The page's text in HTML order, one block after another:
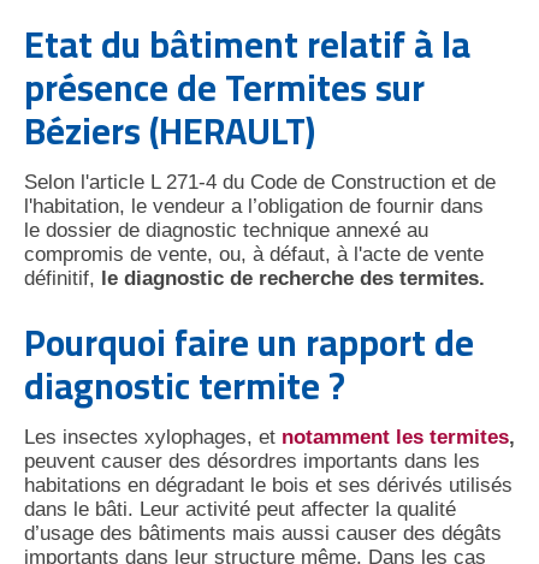
Etat du bâtiment relatif à la
présence de Termites sur
Béziers (HERAULT)
Selon l'article L 271-4 du Code de Construction et de
l'habitation, le vendeur a l’obligation de fournir dans
le dossier de diagnostic technique annexé au
compromis de vente, ou, à défaut, à l'acte de vente
définitif, le diagnostic de recherche des termites.
Pourquoi faire un rapport de
diagnostic termite ?
Les insectes xylophages, et notamment les termites,
peuvent causer des désordres importants dans les
habitations en dégradant le bois et ses dérivés utilisés
dans le bâti. Leur activité peut affecter la qualité
d’usage des bâtiments mais aussi causer des dégâts
importants dans leur structure même. Dans les cas